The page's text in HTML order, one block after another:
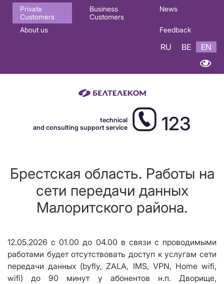
Основная
навигация
Private
Customers
Business
Customers
News
About us Feedback
RU BE EN
technical
and consulting support service
123
Брестская область. Работы на
сети передачи данных
Малоритского района.
12.05.2026 с 01.00 до 04.00 в связи с проводимыми
работами будет отсутствовать доступ к услугам сети
передачи данных (byfly, ZALA, IMS, VPN, Home wifi,
wifi) до 90 минут у абонентов н.п. Дворище,